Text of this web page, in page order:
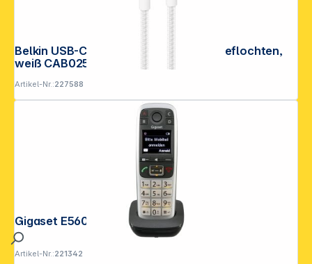
Belkin USB-C/USB-c Kabel 240W 3m geflochten,
weiß CAB025hq3MWH
Artikel-Nr.:227588
Gigaset E560 HX
Artikel-Nr.:221342